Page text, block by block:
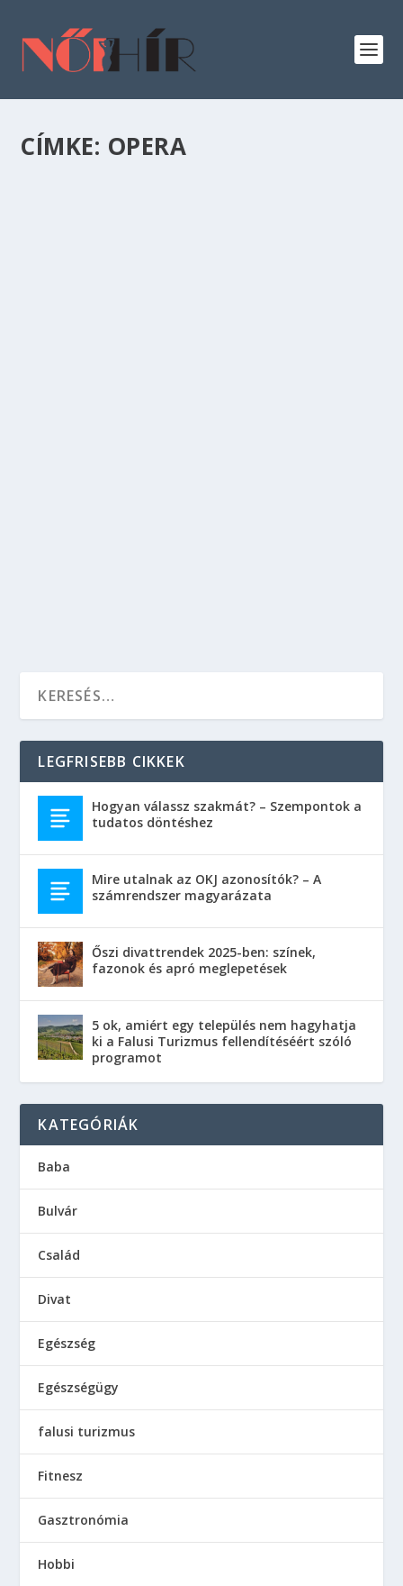
CÍMKE: OPERA
LEGFRISEBB CIKKEK
Hogyan válassz szakmát? – Szempontok a
tudatos döntéshez
Mire utalnak az OKJ azonosítók? – A
számrendszer magyarázata
Őszi divattrendek 2025-ben: színek,
fazonok és apró meglepetések
5 ok, amiért egy település nem hagyhatja
ki a Falusi Turizmus fellendítéséért szóló
programot
KATEGÓRIÁK
Baba
Bulvár
Család
Divat
Egészség
Egészségügy
falusi turizmus
Fitnesz
Gasztronómia
Hobbi